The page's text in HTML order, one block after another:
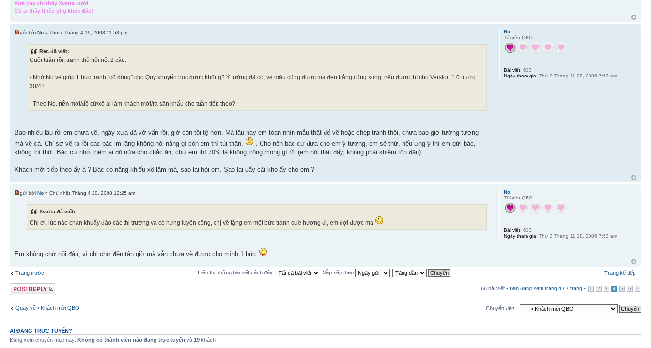
Xưa nay chỉ thấy Xvetta cười
Có ai thấy thiếu phụ khóc đâu!
gửi bởi No » Thứ 7 Tháng 4 19, 2008 11:58 pm
Rec đã viết:
Cuối tuần rồi, tranh thủ hỏi nốt 2 câu:
- Nhờ No vẻ giúp 1 bức tranh "cổ động" cho Quỹ khuyến học được không? Ý tưởng đã có, vẻ màu cũng được mà đen trắng cũng xong, nếu được thì cho Version 1.0 trước
30/4?
- Theo No, nên mời/đề cử/xô ai làm khách mời/ra sân khấu cho tuần tiếp theo?
Bao nhiêu lâu rồi em chưa vẽ, ngày xưa đã vớ vẩn rồi, giờ còn tồi tệ hơn. Mà lâu nay em tòan nhìn mẫu thật để vẽ hoặc chép tranh thôi, chưa bao giờ tưởng tượng
mà vẽ cả. Chỉ sợ vẽ ra rồi các bác im lặng không nói năng gì còn em thì tủi thân.
. Cho nên bác cứ đưa cho em ý tưởng, em sẽ thử, nếu ưng ý thì em gửi bác,
không thì thôi. Bác cứ nhờ thêm ai đó nữa cho chắc ăn, chứ em thì 70% là không trông mong gì rồi (em nói thật đấy, không phải khiêm tốn đâu).
Khách mời tiếp theo ấy à ? Bác có năng khiếu xô lắm mà, sao lại hỏi em. Sao lại đẩy cái khó ấy cho em ?
No
Tôi yêu QBO
Bài viết: 623
Ngày tham gia: Thứ 3 Tháng 11 28, 2006 7:53 am
gửi bởi No » Chủ nhật Tháng 4 20, 2008 12:25 am
Xvetta đã viết:
Chị ơi, lúc nào chán khuấy đảo các thị trường và có hứng luyện công, chị vẽ tặng em một bức tranh quê hương đi, em đợi được mà
Em không chờ nổi đâu, vì chị chờ đến tân giờ mà vẫn chưa vẽ được cho mình 1 bức
No
Tôi yêu QBO
Bài viết: 623
Ngày tham gia: Thứ 3 Tháng 11 28, 2006 7:53 am
Trang trước Trang kế tiếp
Hiển thị những bài viết cách đây: Sắp xếp theo
Gửi bài trả lời 66 bài viết • Bạn đang xem trang 4 / 7 trang • 1 2 3 4 5 6 7
Quay về • Khách mời QBO Chuyển đến:
AI ĐANG TRỰC TUYẾN?
Đang xem chuyên mục này: Không có thành viên nào đang trực tuyến và 19 khách